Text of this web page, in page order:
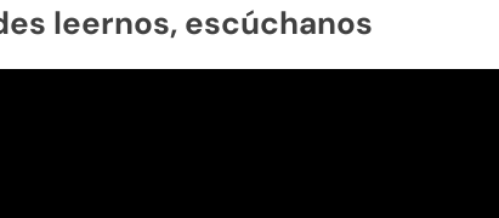
leernos, escúchanos